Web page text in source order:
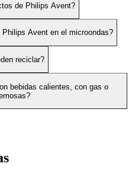
de Philips Avent?
Avent en el microondas?
reciclar?
bebidas calientes, con gas o